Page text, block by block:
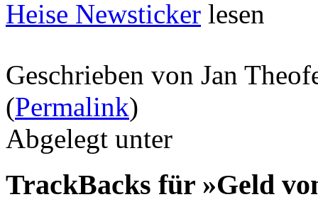
Heise Newsticker lesen
Geschrieben von Jan
(Permalink)
Abgelegt unter
TrackBacks für »Geld